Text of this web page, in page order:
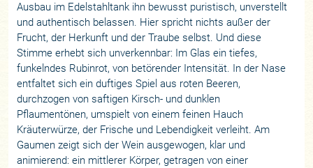
Ausbau im Edelstahltank ihn bewusst puristisch, unverstellt
und authentisch belassen. Hier spricht nichts außer der
Frucht, der Herkunft und der Traube selbst. Und diese
Stimme erhebt sich unverkennbar: Im Glas ein tiefes,
funkelndes Rubinrot, von betörender Intensität. In der Nase
entfaltet sich ein duftiges Spiel aus roten Beeren,
durchzogen von saftigen Kirsch- und dunklen
Pflaumentönen, umspielt von einem feinen Hauch
Kräuterwürze, der Frische und Lebendigkeit verleiht. Am
Gaumen zeigt sich der Wein ausgewogen, klar und
animierend: ein mittlerer Körper, getragen von einer